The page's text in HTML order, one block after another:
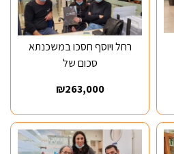
רחל ויוסף חסכו במשכנתא
סכום של
₪263,000